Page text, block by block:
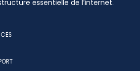
essentielle de l’internet.